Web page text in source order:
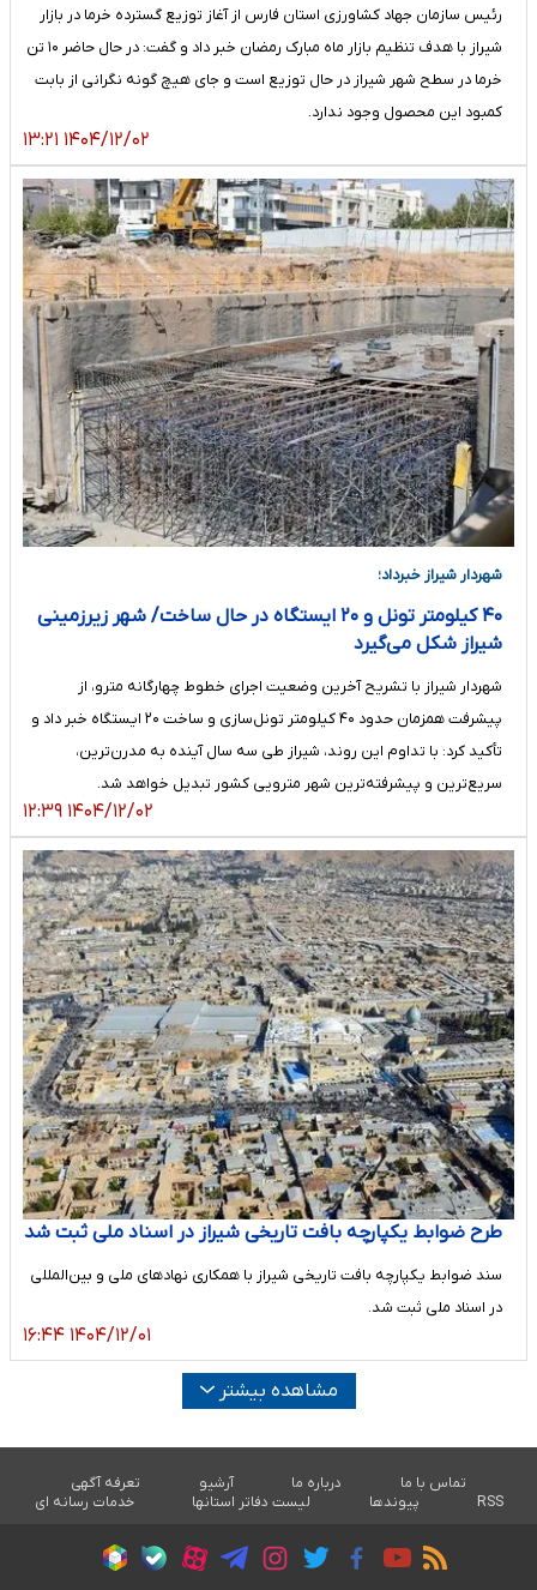
رئیس سازمان جهاد کشاورزی استان فارس از آغاز توزیع گسترده خرما در بازار
شیراز با هدف تنظیم بازار ماه مبارک رمضان خبر داد و گفت: در حال حاضر ۱۰ تن
خرما در سطح شهر شیراز در حال توزیع است و جای هیچ گونه نگرانی از بابت
کمبود این محصول وجود ندارد.
۱۴۰۴/۱۲/۰۲ ۱۳:۲۱
شهردار شیراز خبرداد؛
۴۰ کیلومتر تونل و ۲۰ ایستگاه در حال ساخت/ شهر زیرزمینی
شیراز شکل می‌گیرد
شهردار شیراز با تشریح آخرین وضعیت اجرای خطوط چهارگانه مترو، از
پیشرفت همزمان حدود ۴۰ کیلومتر تونل‌سازی و ساخت ۲۰ ایستگاه خبر داد و
تأکید کرد: با تداوم این روند، شیراز طی سه سال آینده به مدرن‌ترین،
سریع‌ترین و پیشرفته‌ترین شهر مترویی کشور تبدیل خواهد شد.
۱۴۰۴/۱۲/۰۲ ۱۲:۳۹
طرح ضوابط یکپارچه بافت تاریخی شیراز در اسناد ملی ثبت شد
سند ضوابط یکپارچه بافت تاریخی شیراز با همکاری نهادهای ملی و بین‌المللی
در اسناد ملی ثبت شد.
۱۴۰۴/۱۲/۰۱ ۱۶:۴۴
مشاهده بیشتر
تماس با ما درباره ما آرشیو
تعرفه آگهی
RSS
پیوندها لیست دفاتر استانها خدمات رسانه ای